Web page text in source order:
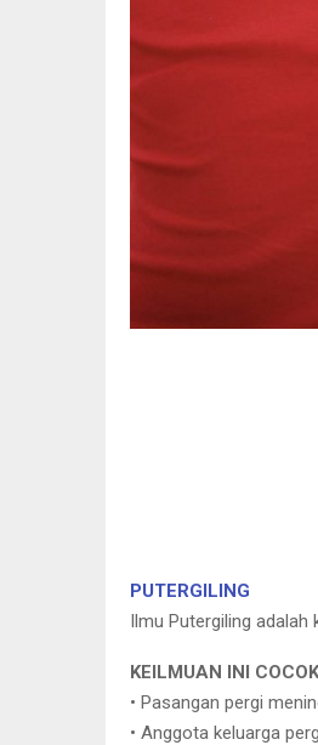
PUTERGILING
Ilmu Putergiling adalah
KEILMUAN INI
• Pasangan pergi
• Anggota keluarga